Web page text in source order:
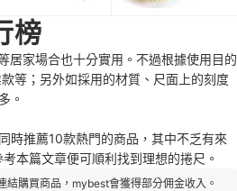
榜
居家場合也十分實用。不過根據使用目的
等；另外如採用的材質、尺面上的刻度
。
時推薦10款熱門的商品，其中不乏有來
本篇文章便可順利找到理想的捲尺。
購買商品，mybest會獲得部分佣金收入。